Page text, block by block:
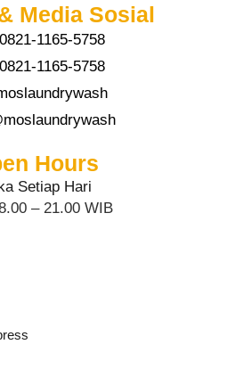
Media Sosial
0821-1165-5758
0821-1165-5758
Hours
Setiap Hari
– 21.00 WIB